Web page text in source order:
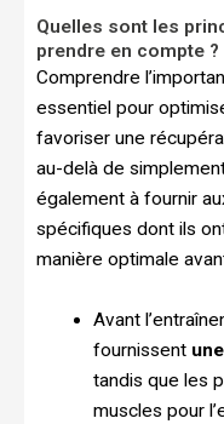
Quelles sont les
prendre en compte ?
Comprendre
essentiel pour
favoriser une
au-delà de
également à fournir
spécifiques dont ils
manière optimale
Avant
fournissent
tandis que les
muscles pour